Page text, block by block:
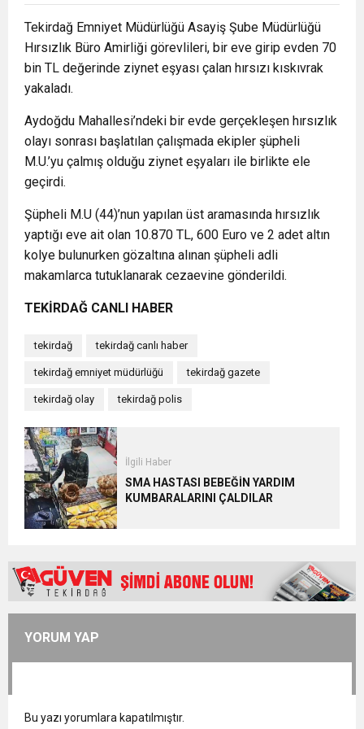
Tekirdağ Emniyet Müdürlüğü Asayiş Şube Müdürlüğü
Hırsızlık Büro Amirliği görevlileri, bir eve girip evden 70
bin TL değerinde ziynet eşyası çalan hırsızı kıskıvrak
yakaladı.
Aydoğdu Mahallesi’ndeki bir evde gerçekleşen hırsızlık
olayı sonrası başlatılan çalışmada ekipler şüpheli
M.U.’yu çalmış olduğu ziynet eşyaları ile birlikte ele
geçirdi.
Şüpheli M.U (44)’nun yapılan üst aramasında hırsızlık
yaptığı eve ait olan 10.870 TL, 600 Euro ve 2 adet altın
kolye bulunurken gözaltına alınan şüpheli adli
makamlarca tutuklanarak cezaevine gönderildi.
TEKİRDAĞ CANLI HABER
tekirdağ tekirdağ canlı haber
tekirdağ emniyet müdürlüğü tekirdağ gazete
tekirdağ olay tekirdağ polis
İlgili Haber
SMA HASTASI BEBEĞİN YARDIM
KUMBARALARINI ÇALDILAR
YORUM YAP
Bu yazı yorumlara kapatılmıştır.